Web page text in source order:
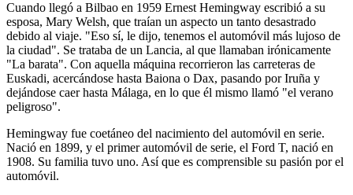
Cuando llegó a Bilbao en 1959 Ernest Hemingway escribió a su
esposa, Mary Welsh, que traían un aspecto un tanto desastrado
debido al viaje. "Eso sí, le dijo, tenemos el automóvil más lujoso de
la ciudad". Se trataba de un Lancia, al que llamaban irónicamente
"La barata". Con aquella máquina recorrieron las carreteras de
Euskadi, acercándose hasta Baiona o Dax, pasando por Iruña y
dejándose caer hasta Málaga, en lo que él mismo llamó "el verano
peligroso".
Hemingway fue coetáneo del nacimiento del automóvil en serie.
Nació en 1899, y el primer automóvil de serie, el Ford T, nació en
1908. Su familia tuvo uno. Así que es comprensible su pasión por el
automóvil.